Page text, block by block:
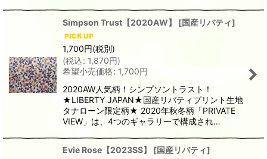
Simpson Trust【2020AW】 [国産リバティ]
1,700円(税別)
(税込: 1,870円)
希望小売価格: 1,700円
2020AW人気柄！シンプソントラスト！
★LIBERTY JAPAN★国産リバティプリント生地
タナローン限定柄★ 2020年秋冬柄「PRIVATE
VIEW」は、4つのギャラリーで構成され…
Evie Rose【2023SS】 [国産リバティ]